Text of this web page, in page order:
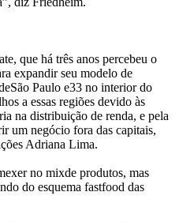
que há três anos percebeu o
expandir seu modelo de
Paulo e33 no interior do
a essas regiões devido às
na distribuição de renda, e pela
um negócio fora das capitais,
Adriana Lima.
no mixde produtos, mas
do esquema fastfood das